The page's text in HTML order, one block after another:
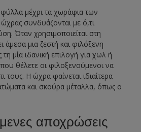
μέχρι τα χωράφια των
συνδυάζονται με ό,τι
Όταν χρησιμοποιείται στη
άμεσα μια ζεστή και φιλόξενη
μία ιδανική επιλογή για χωλ ή
θέλετε οι φιλοξενούμενοι να
τους. Η ώχρα φαίνεται ιδιαίτερα
και σκούρα μέταλλα, όπως ο
αποχρώσεις